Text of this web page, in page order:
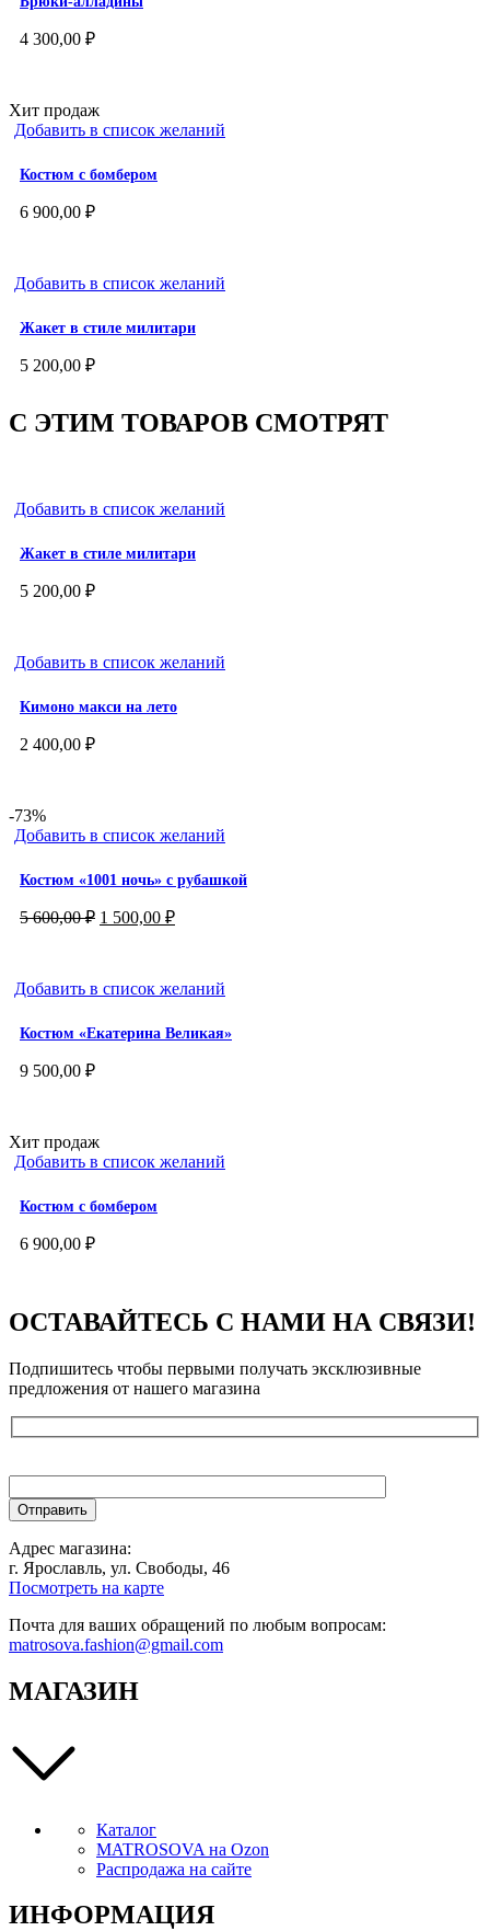
4 300,00 ₽
Хит продаж
Добавить в список желаний
Костюм с бомбером
6 900,00 ₽
Добавить в список желаний
Жакет в стиле милитари
5 200,00 ₽
С ЭТИМ ТОВАРОВ СМОТРЯТ
Добавить в список желаний
Жакет в стиле милитари
5 200,00 ₽
Добавить в список желаний
Кимоно макси на лето
2 400,00 ₽
-73%
Добавить в список желаний
Костюм «1001 ночь» с рубашкой
5 600,00₽ Первоначальная
600,00 ₽.
1 500,00 ₽Текущая
Добавить в список желаний
Костюм «Екатерина Великая»
9 500,00 ₽
Хит продаж
Добавить в список желаний
Костюм с бомбером
6 900,00 ₽
ОСТАВАЙТЕСЬ С НАМИ НА СВЯЗИ!
Подпишитесь чтобы первыми получать эксклюзивные
предложения от нашего магазина
Адрес магазина:
г. Ярославль, ул. Свободы, 46
Посмотреть на карте
Почта для ваших обращений по любым вопросам:
matrosova.fashion@gmail.com
МАГАЗИН
Каталог
MATROSOVA на Ozon
Распродажа на сайте
ИНФОРМАЦИЯ